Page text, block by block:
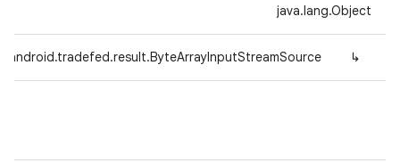
java.lang.Object
↳